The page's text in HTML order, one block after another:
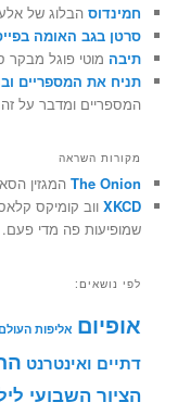
חמינדוס הבלוג של
סרטן בגב האומה
תיבה מוטי פוגל מבקר
תניח את המספריים
המספריים ומדבר על זה
מקורות השראה
The Onion המגזין
XKCD ווב קומיקס
שמופיעות פה מדי פעם.
לפי נושאים:
אופיום אליפות
דתיים ואינטרנט
הציור השבועי